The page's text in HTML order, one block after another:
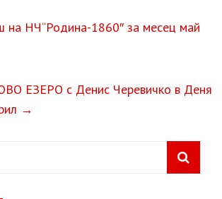
на НЧ“Родина-1860″ за месец май
ЕЗЕРО с Денис Черевичко в Деня
→